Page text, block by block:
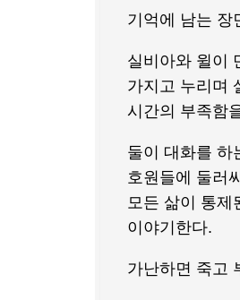
기억에 남는 장
실비아와 윌이
가지고 누리며
시간의 부족함
둘이 대화를 하
호원들에 둘러
모든 삶이 통제
이야기한다.
가난하면 죽고